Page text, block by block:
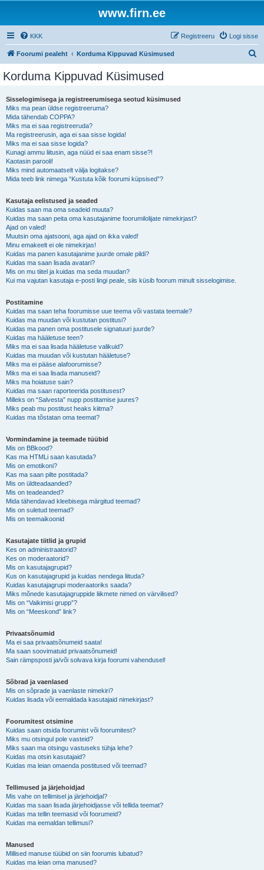
www.firn.ee
KKK Logi sisse
Registreeru
Foorumi pealeht Korduma Kippuvad Küsimused
Korduma Kippuvad Küsimused
Sisselogimisega ja registreerumisega seotud küsimused
Miks ma pean üldse registreeruma?
Mida tähendab COPPA?
Miks ma ei saa registreeruda?
Ma registreerusin, aga ei saa sisse logida!
Miks ma ei saa sisse logida?
Kunagi ammu liitusin, aga nüüd ei saa enam sisse?!
Kaotasin parooli!
Miks mind automaatselt välja logitakse?
Mida teeb link nimega “Kustuta kõik foorumi küpsised”?
Kasutaja eelistused ja seaded
Kuidas saan ma oma seadeid muuta?
Kuidas ma saan peita oma kasutajanime foorumilolijate nimekirjast?
Ajad on valed!
Muutsin oma ajatsooni, aga ajad on ikka valed!
Minu emakeelt ei ole nimekirjas!
Kuidas ma panen kasutajanime juurde omale pildi?
Kuidas ma saan lisada avatari?
Mis on mu tiitel ja kuidas ma seda muudan?
Kui ma vajutan kasutaja e-posti lingi peale, siis küsib foorum minult sisselogimise.
Postitamine
Kuidas ma saan teha foorumisse uue teema või vastata teemale?
Kuidas ma muudan või kustutan postitusi?
Kuidas ma panen oma postitusele signatuuri juurde?
Kuidas ma hääletuse teen?
Miks ma ei saa lisada hääletuse valikuid?
Kuidas ma muudan või kustutan hääletuse?
Miks ma ei pääse alafoorumisse?
Miks ma ei saa lisada manuseid?
Miks ma hoiatuse sain?
Kuidas ma saan raporteerida postitusest?
Milleks on “Salvesta” nupp postitamise juures?
Miks peab mu postitust heaks kiitma?
Kuidas ma tõstatan oma teemat?
Vormindamine ja teemade tüübid
Mis on BBkood?
Kas ma HTMLi saan kasutada?
Mis on emotikoni?
Kas ma saan pilte postitada?
Mis on üldteadaanded?
Mis on teadeanded?
Mida tähendavad kleebisega märgitud teemad?
Mis on suletud teemad?
Mis on teemaikoonid
Kasutajate tiitlid ja grupid
Kes on administraatorid?
Kes on moderaatorid?
Mis on kasutajagrupid?
Kus on kasutajagrupid ja kuidas nendega liituda?
Kuidas kasutajagrupi moderaatoriks saada?
Miks mõnede kasutajagruppide liikmete nimed on värvilised?
Mis on “Vaikimisi grupp”?
Mis on “Meeskond” link?
Privaatsõnumid
Ma ei saa privaatsõnumeid saata!
Ma saan soovimatuid privaatsõnumeid!
Sain rämpsposti ja/või solvava kirja foorumi vahendusel!
Sõbrad ja vaenlased
Mis on sõprade ja vaenlaste nimekiri?
Kuidas lisada või eemaldada kasutajaid nimekirjast?
Foorumitest otsimine
Kuidas saan otsida foorumist või foorumitest?
Miks mu otsingul pole vasteid?
Miks saan ma otsingu vastuseks tühja lehe?
Kuidas ma otsin kasutajaid?
Kuidas ma leian omaenda postitused või teemad?
Tellimused ja järjehoidjad
Mis vahe on tellimisel ja järjehoidjal?
Kuidas ma saan lisada järjehoidjasse või tellida teemat?
Kuidas ma tellin teemasid või foorumeid?
Kuidas ma eemaldan tellimusi?
Manused
Millised manuse tüübid on siin foorumis lubatud?
Kuidas ma leian oma manused?